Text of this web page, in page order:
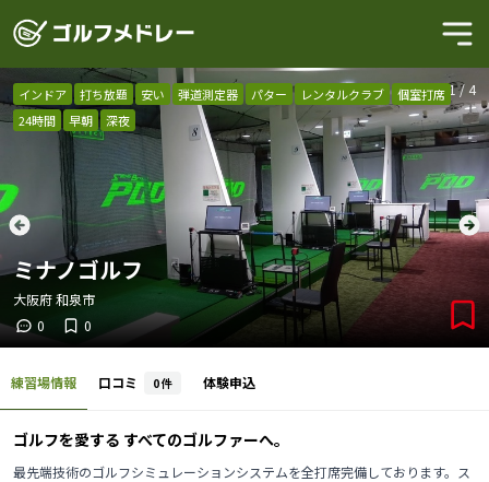
1/ 4
インドア 打ち放題 安い 弾道測定器 パター レンタルクラブ
個室打席
24時間
早朝 深夜
ミナノゴルフ
大阪府和泉市
0
0
練習場情報 口コミ 0件 体験申込
ゴルフを愛する すべてのゴルファーへ。
最先端技術のゴルフシミュレーションシステムを全打席完備しております。ス